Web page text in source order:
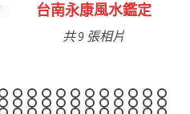
台南永康風水鑑定
共 9 張相片